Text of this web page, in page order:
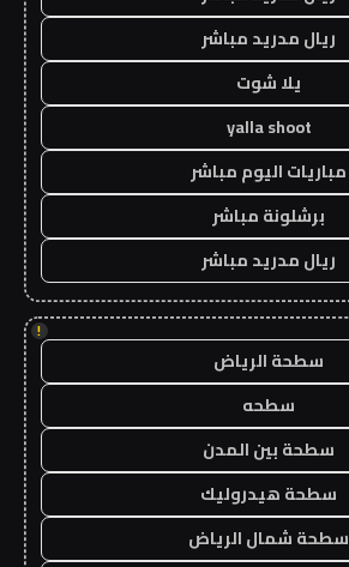
ريال مدريد مباشر
يلا شوت
yalla shoot
مباريات اليوم مباشر
برشلونة مباشر
ريال مدريد مباشر
!
سطحة الرياض
سطحه
سطحة بين المدن
سطحة هيدروليك
سطحة شمال الرياض